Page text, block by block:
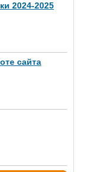
2024-2025
сайта